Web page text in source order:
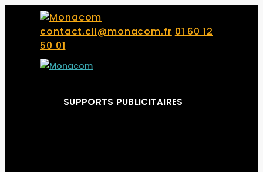
contact.cli@monacom.fr 01 60 12
50 01
SUPPORTS PUBLICITAIRES